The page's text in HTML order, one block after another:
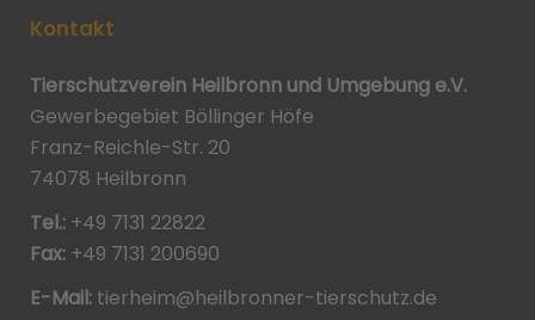
Kontakt
Tierschutzverein Heilbronn und Umgebung e.V.
Gewerbegebiet Böllinger Höfe
Franz-Reichle-Str. 20
74078 Heilbronn
Tel.: +49 7131 22822
Fax: +49 7131 200690
E-Mail: tierheim@heilbronner-tierschutz.de